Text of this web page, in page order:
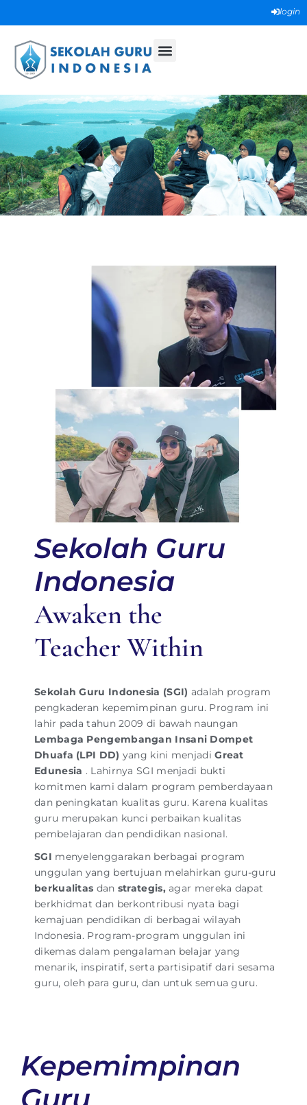
login
Sekolah Guru
Indonesia
Awaken the
Teacher Within
Sekolah Guru Indonesia (SGI) adalah program
pengkaderan kepemimpinan guru. Program ini
lahir pada tahun 2009 di bawah naungan
Lembaga Pengembangan Insani Dompet
Dhuafa (LPI DD) yang kini menjadiGreat
Edunesia . Lahirnya SGI menjadi bukti
komitmen kami dalam program pemberdayaan
dan peningkatan kualitas guru. Karena kualitas
guru merupakan kunci perbaikan kualitas
pembelajaran dan pendidikan nasional.
SGI menyelenggarakan berbagai program
unggulan yang bertujuan melahirkan guru-guru
berkualitas dan strategis,agar mereka dapat
berkhidmat dan berkontribusi nyata bagi
kemajuan pendidikan di berbagai wilayah
Indonesia. Program-program unggulan ini
dikemas dalam pengalaman belajar yang
menarik, inspiratif, serta partisipatif dari sesama
guru, oleh para guru, dan untuk semua guru.
Kepemimpinan